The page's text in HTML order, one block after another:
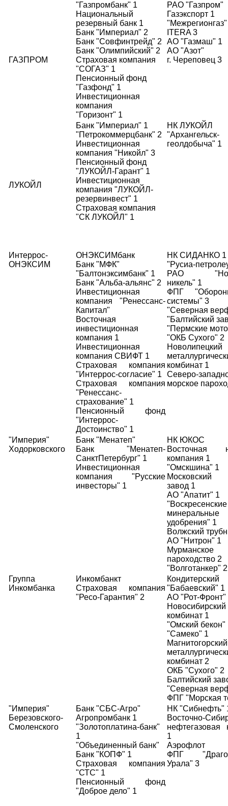
ГАЗПРОМ
"Газпромбанк" 1
Национальный
резервный банк 1
Банк "Империал" 2
Банк "Совфинтрейд" 2
Банк "Олимпийский" 2
Страховая компания
"СОГАЗ" 1
Пенсионный фонд
"Газфонд" 1
Инвестиционная
компания
"Горизонт" 1
РАО "Газпром"
Газэкспорт 1
ITERA 3
АО "Газмаш" 1
АО "Азот"
г. Череповец 3
ЛУКОЙЛ
Банк "Империал" 1
"Петрокоммерцбанк" 2
Инвестиционная
компания "Никойл" 3
Пенсионный фонд
"ЛУКОЙЛ-Гарант" 1
Инвестиционная
компания "ЛУКОЙЛ-
резервинвест" 1
Страховая компания
"СК ЛУКОЙЛ" 1
НК ЛУКОЙЛ
"Архангельск-
геолдобыча" 1
Интеррос-
ОНЭКСИМ
ОНЭКСИМбанк
Банк "МФК"
"Балтонэксимбанк" 1
Банк "Альба-альянс" 2
Инвестиционная
компания "Ренессанс-
Капитал"
Восточная
инвестиционная
компания 1
Инвестиционная
компания СВИФТ 1
Страховая компания
"Интеррос-согласие" 1
Страховая компания
"Ренессанс-
страхование" 1
Пенсионный фонд
"Интеррос-
Достоинство" 1
НК СИДАНКО 1
"Русиа-
РАО
никель" 1
ФПГ
системы" 3
"Северная
"Балтийский
"Пермские
"ОКБ Сухого" 2
Новолипецкий
комбинат 1
Северо-
морское
"Империя"
Ходорковского
Банк "Менатеп"
Банк "Менатеп-
СанктПетербург" 1
Инвестиционная
компания "Русские
инвесторы" 1
НК ЮКОС
Восточная
компания 1
"Омскшина" 1
Московский
завод 1
АО "Апатит" 1
"Воскресенские
минеральные
удобрения" 1
Волжский
АО "Нитрон" 1
Мурманское
пароходство 2
"Волготанкер" 2
Группа
Инкомбанка
Инкомбанкт
Страховая компания
"Ресо-Гарантия" 2
"Бабаевский" 1
АО "Рот-Фронт"
комбинат 1
"Омский бекон"
"Самеко" 1
Магнитогорский
комбинат 2
ОКБ "Сухого" 2
Балтийский
"Северная
ФПГ "Морская
"Империя"
Березовского-
Смоленского
Банк "СБС-Агро"
Агропромбанк 1
"Золотоплатина-банк"
1
"Объединенный банк"
Банк "КОПФ" 1
Страховая компания
"СТС" 1
Пенсионный фонд
"Доброе дело" 1
НК "Сибнефть"
Восточно-
нефтегазовая
1
Аэрофлот
ФПГ
Урала" 3